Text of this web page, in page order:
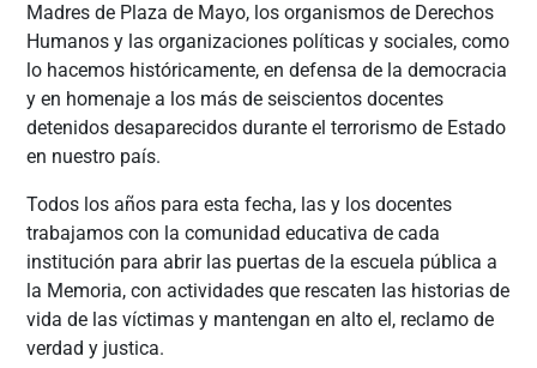
Madres de Plaza de Mayo, los organismos de Derechos
Humanos y las organizaciones políticas y sociales, como
lo hacemos históricamente, en defensa de la democracia
y en homenaje a los más de seiscientos docentes
detenidos desaparecidos durante el terrorismo de Estado
en nuestro país.
Todos los años para esta fecha, las y los docentes
trabajamos con la comunidad educativa de cada
institución para abrir las puertas de la escuela pública a
la Memoria, con actividades que rescaten las historias de
vida de las víctimas y mantengan en alto el, reclamo de
verdad y justica.